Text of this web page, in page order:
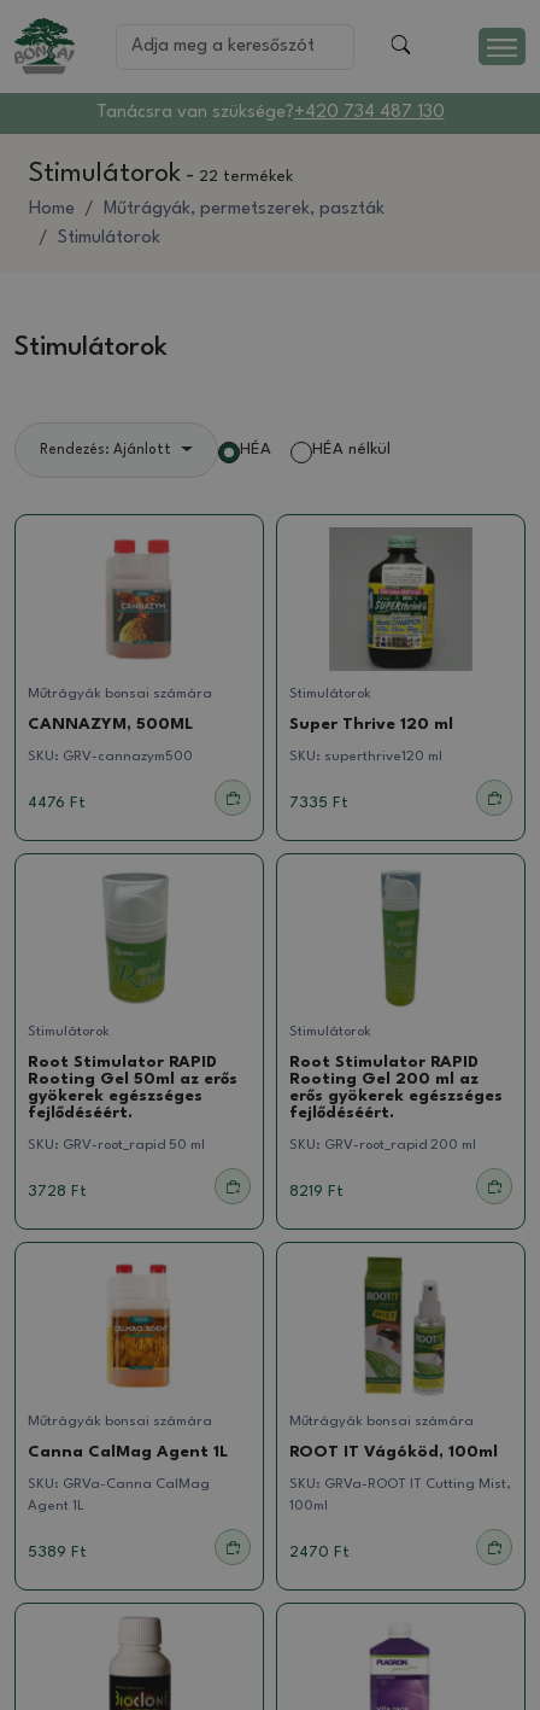
Tanácsra van szüksége?+420 734 487 130
Stimulátorok - 22 termékek
Home
Műtrágyák, permetszerek, paszták
Stimulátorok
Stimulátorok
Rendezés: Ajánlott HÉA HÉA nélkül
Műtrágyák bonsai számára
CANNAZYM, 500ML
SKU: GRV-cannazym500
4476 Ft
Stimulátorok
Super Thrive 120 ml
SKU: superthrive120 ml
7335 Ft
Stimulátorok
Root Stimulator RAPID
Rooting Gel 50ml az erős
gyökerek egészséges
fejlődéséért.
SKU: GRV-root_rapid 50 ml
3728 Ft
Stimulátorok
Root Stimulator RAPID
Rooting Gel 200 ml az
erős gyökerek egészséges
fejlődéséért.
SKU: GRV-root_rapid 200 ml
8219 Ft
Műtrágyák bonsai számára
Canna CalMag Agent 1L
SKU: GRVa-Canna CalMag
Agent 1L
5389 Ft
Műtrágyák bonsai számára
ROOT IT Vágóköd, 100ml
SKU: GRVa-ROOT IT Cutting Mist,
100ml
2470 Ft